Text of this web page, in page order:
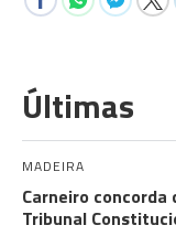
Últimas
MADEIRA
Carneiro concorda
Tribunal